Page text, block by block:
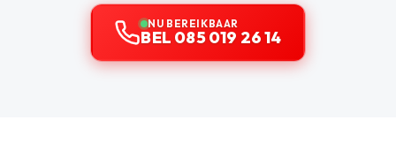
NU BEREIKBAAR
BEL 085 019 26 14